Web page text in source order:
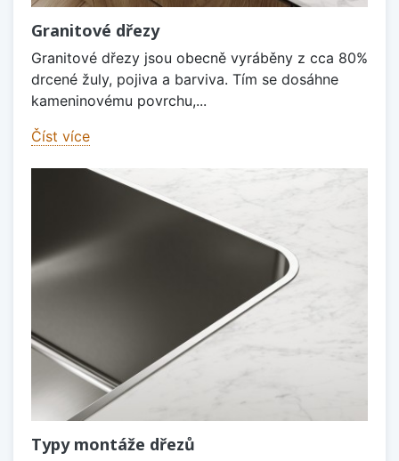
Granitové dřezy
Granitové dřezy jsou obecně vyráběny z cca 80%
drcené žuly, pojiva a barviva. Tím se dosáhne
kameninovému povrchu,...
Číst více
Typy montáže dřezů